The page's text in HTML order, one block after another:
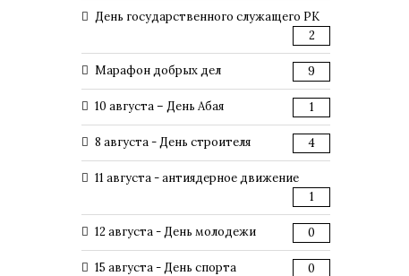
День государственного служащего РК
2
Марафон добрых дел 9
10 августа – День Абая 1
8 августа - День строителя 4
11 августа - антиядерное движение
1
12 августа - День молодежи 0
15 августа - День спорта 0